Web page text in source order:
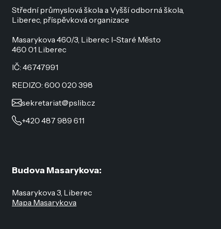
Střední průmyslová škola a Vyšší odborná škola,
Liberec, příspěvková organizace
Masarykova 460/3, Liberec I-Staré Město
460 01 Liberec
IČ: 46747991
REDIZO: 600 020 398
sekretariat@pslib.cz
+420 487 989 611
Budova Masarykova:
Masarykova 3, Liberec
Mapa Masarykova